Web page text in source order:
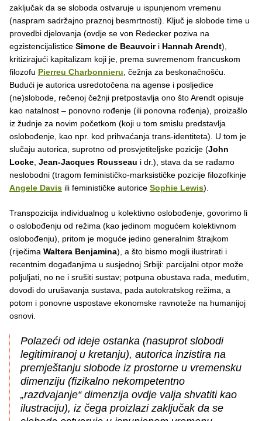
zaključak da se sloboda ostvaruje u ispunjenom vremenu
(naspram sadržajno praznoj besmrtnosti). Ključ je slobode time u
provedbi djelovanja (ovdje se von Redecker poziva na
egzistencijalistice Simone de Beauvoiri Hannah Arendt),
kritizirajući kapitalizam koji je, prema suvremenom francuskom
filozofu Pierreu Charbonnieru , čežnja za beskonačnošću.
Budući je autorica usredotočena na agense i posljedice
(ne)slobode, rečenoj čežnji pretpostavlja ono što Arendt opisuje
kao natalnost – ponovno rođenje (ili ponovna rođenja), proizašlo
iz žudnje za novim početkom (koji u tom smislu predstavlja
oslobođenje, kao npr. kod prihvaćanja trans-identiteta). U tom je
slučaju autorica, suprotno od prosvjetiteljske pozicije (John
Locke Jean-Jacques Rousseau i dr.), stava da se rađamo
neslobodni (tragom feminističko-marksističke pozicije filozofkinje
Angele Davis ili feminističke autorice Sophie Lewis).
Transpozicija individualnog u kolektivno oslobođenje, govorimo li
o oslobođenju od režima (kao jedinom mogućem kolektivnom
oslobođenju), pritom je moguće jedino generalnim štrajkom
(riječima Waltera Benjamina), a što bismo mogli ilustrirati i
recentnim događanjima u susjednoj Srbiji: parcijalni otpor može
poljuljati, no ne i srušiti sustav; potpuna obustava rada, međutim,
dovodi do urušavanja sustava, pada autokratskog režima, a
potom i ponovne uspostave ekonomske ravnoteže na humanijoj
osnovi.
Polazeći od ideje ostanka (nasuprot slobodi
legitimiranoj u kretanju), autorica inzistira na
premještanju slobode iz prostorne u vremensku
dimenziju (fizikalno nekompetentno
„razdvajanje“ dimenzija ovdje valja shvatiti kao
ilustraciju), iz čega proizlazi zaključak da se